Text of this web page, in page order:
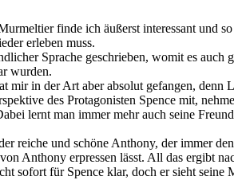
finde ich äußerst interessant und
erleben muss.
Sprache geschrieben, womit es
wurden.
mir in der Art aber absolut gefangen,
des Protagonisten Spence mit,
lernt man immer mehr auch seine
reiche und schöne Anthony, der immer
Anthony erpressen lässt. All das ergibt
sofort für Spence klar, doch er sieht seine